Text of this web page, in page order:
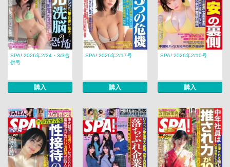
SPA! 2026年2/24・3/3合
併号
購入
SPA! 2026年2/17号
購入
SPA! 2026年2/10号
購入